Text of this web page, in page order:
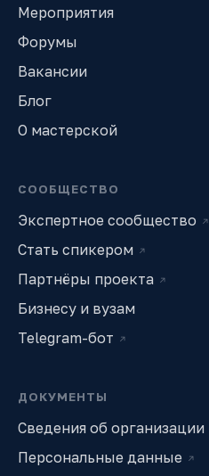
Мероприятия
Форумы
Вакансии
Блог
О мастерской
СООБЩЕСТВО
Экспертное сообщество ↗
Стать спикером ↗
Партнёры проекта ↗
Бизнесу и вузам
Telegram-бот
↗
ДОКУМЕНТЫ
Сведения об организации
Персональные данные ↗